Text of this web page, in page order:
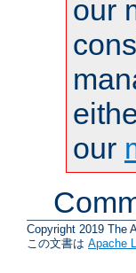
our
our
Copyright 2019 The
この文書は Apache